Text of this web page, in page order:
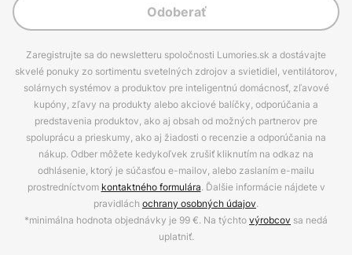
Odoberať
Zaregistrujte sa do newsletteru spoločnosti Lumories.sk a dostávajte
skvelé ponuky zo sortimentu svetelných zdrojov a svietidiel, ventilátorov,
solárnych systémov a produktov pre inteligentnú domácnosť, zľavové
kupóny, zľavy na produkty alebo akciové balíčky, odporúčania a
predstavenia produktov, ako aj obsah od možných partnerov pre
spoluprácu a prieskumy, ako aj žiadosti o recenzie a odporúčania na
nákup. Odber môžete kedykoľvek zrušiť kliknutím na odkaz na
odhlásenie, ktorý je súčasťou e-mailov, alebo zaslaním e-mailu
prostredníctvom kontaktného formulára. Ďalšie informácie nájdete v
pravidlách ochrany osobných údajov.
*minimálna hodnota objednávky je 99 €. Na týchtovýrobcov sa nedá
uplatniť.